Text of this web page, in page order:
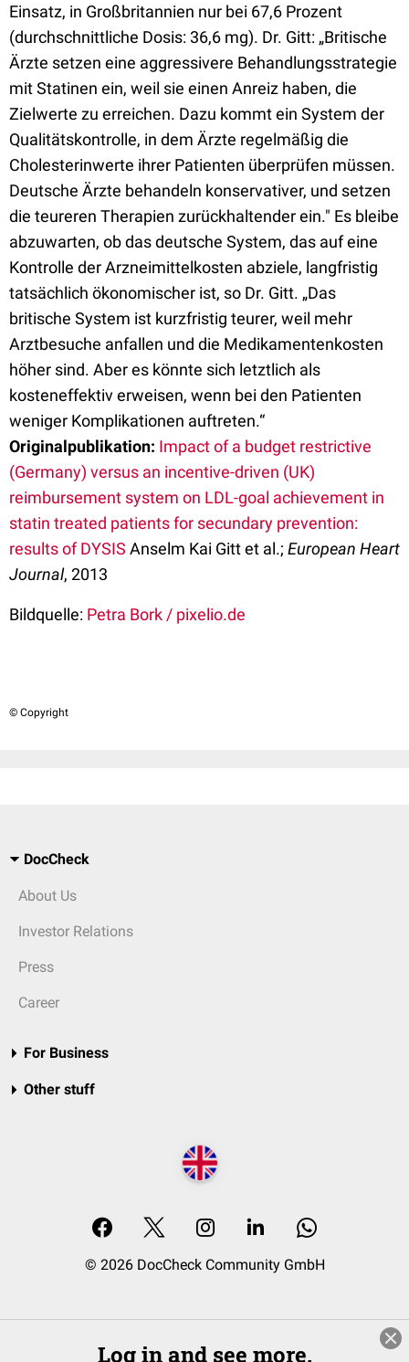
Einsatz, in Großbritannien nur bei 67,6 Prozent
(durchschnittliche Dosis: 36,6 mg). Dr. Gitt: „Britische
Ärzte setzen eine aggressivere Behandlungsstrategie
mit Statinen ein, weil sie einen Anreiz haben, die
Zielwerte zu erreichen. Dazu kommt ein System der
Qualitätskontrolle, in dem Ärzte regelmäßig die
Cholesterinwerte ihrer Patienten überprüfen müssen.
Deutsche Ärzte behandeln konservativer, und setzen
die teureren Therapien zurückhaltender ein." Es bleibe
abzuwarten, ob das deutsche System, das auf eine
Kontrolle der Arzneimittelkosten abziele, langfristig
tatsächlich ökonomischer ist, so Dr. Gitt. „Das
britische System ist kurzfristig teurer, weil mehr
Arztbesuche anfallen und die Medikamentenkosten
höher sind. Aber es könnte sich letztlich als
kosteneffektiv erweisen, wenn bei den Patienten
weniger Komplikationen auftreten.“
Originalpublikation: Impact of a budget restrictive
(Germany) versus an incentive-driven (UK)
reimbursement system on LDL-goal achievement in
statin treated patients for secundary prevention:
results of DYSIS Anselm Kai Gitt et al.; European Heart
Journal, 2013
Bildquelle: Petra Bork / pixelio.de
© Copyright
DocCheck
About Us
Investor Relations
Press
Career
For Business
Other stuff
© 2026 DocCheck Community GmbH
Log in and see more.